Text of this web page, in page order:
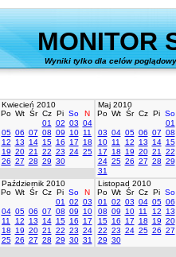
MONITOR
Wyniki tylko dla celów
Kwiecień 2010
Po Wt Śr Cz Pi So
N
01
02 03 04
05 06 07 08 09 10 11
12
13 14 15 16 17
18
19 20 21 22 23 24 25
26 27 28 29 30
Maj 2010
Po Wt Śr Cz Pi So
01
03 04 05 06 07 08
10 11 12 13 14 15
17
18 19 20 21 22
24 25 26 27 28 29
31
Październik 2010
Po Wt Śr Cz Pi So
N
01
02 03
04 05 06 07 08 09
10
11
12 13 14 15 16
17
18
19 20 21 22 23 24
25 26 27 28 29 30 31
Listopad 2010
Po Wt Śr Cz Pi So
01
02 03 04 05 06
08 09 10 11 12 13
15 16 17 18 19 20
22 23 24 25 26 27
29 30